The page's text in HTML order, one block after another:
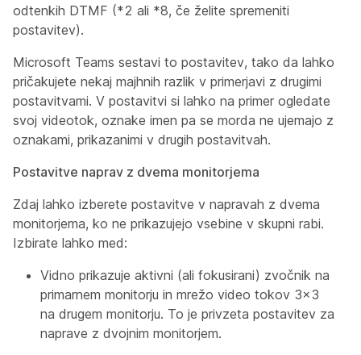
odtenkih DTMF (*2 ali *8, če želite spremeniti
postavitev).
Microsoft Teams sestavi to postavitev, tako da lahko
pričakujete nekaj majhnih razlik v primerjavi z drugimi
postavitvami. V postavitvi si lahko na primer ogledate
svoj videotok, oznake imen pa se morda ne ujemajo z
oznakami, prikazanimi v drugih postavitvah.
Postavitve naprav z dvema monitorjema
Zdaj lahko izberete postavitve v napravah z dvema
monitorjema, ko ne prikazujejo vsebine v skupni rabi.
Izbirate lahko med:
Vidno prikazuje aktivni (ali fokusirani) zvočnik na
primarnem monitorju in mrežo video tokov 3x3
na drugem monitorju. To je privzeta postavitev za
naprave z dvojnim monitorjem.